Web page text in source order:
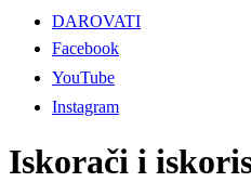
DAROVATI
Facebook
YouTube
Instagram
Iskorači i